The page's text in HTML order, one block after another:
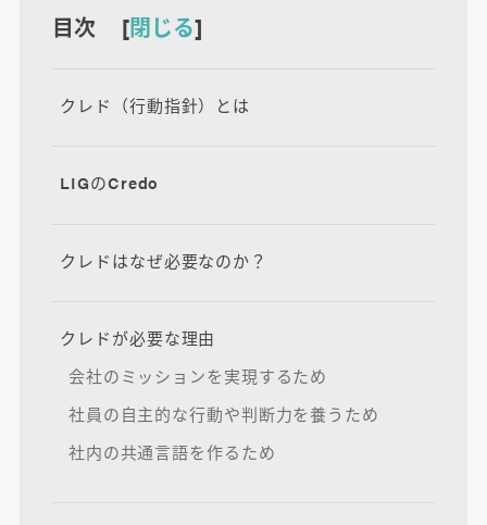
目次 [閉じる]
クレド（行動指針）とは
LIGのCredo
クレドはなぜ必要なのか？
クレドが必要な理由
会社のミッションを実現するため
社員の自主的な行動や判断力を養うため
社内の共通言語を作るため